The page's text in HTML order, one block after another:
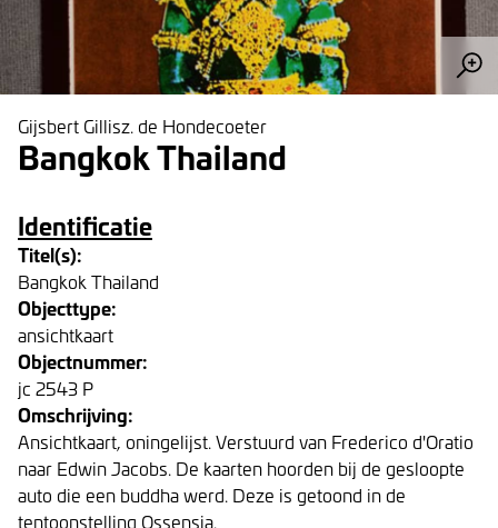
Gijsbert Gillisz. de Hondecoeter
Bangkok Thailand
Identificatie
Titel(s):
Bangkok Thailand
Objecttype:
ansichtkaart
Objectnummer:
jc 2543 P
Omschrijving:
Ansichtkaart, oningelijst. Verstuurd van Frederico d'Oratio
naar Edwin Jacobs. De kaarten hoorden bij de gesloopte
auto die een buddha werd. Deze is getoond in de
tentoonstelling Ossensia.